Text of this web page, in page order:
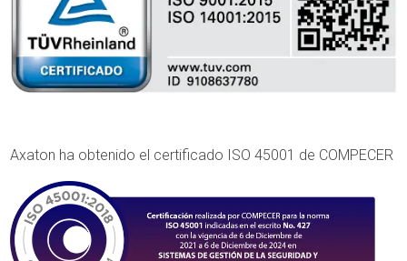
Axaton ha obtenido el certificado ISO 45001 de COMPECER